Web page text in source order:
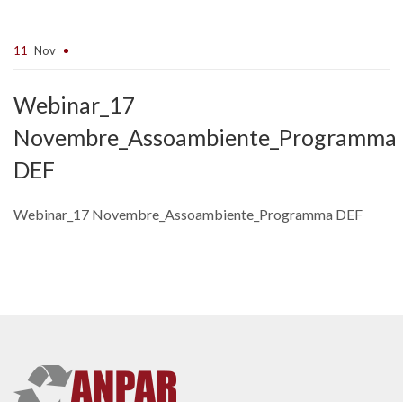
11 Nov
Webinar_17
Novembre_Assoambiente_Programma
DEF
Webinar_17 Novembre_Assoambiente_Programma DEF